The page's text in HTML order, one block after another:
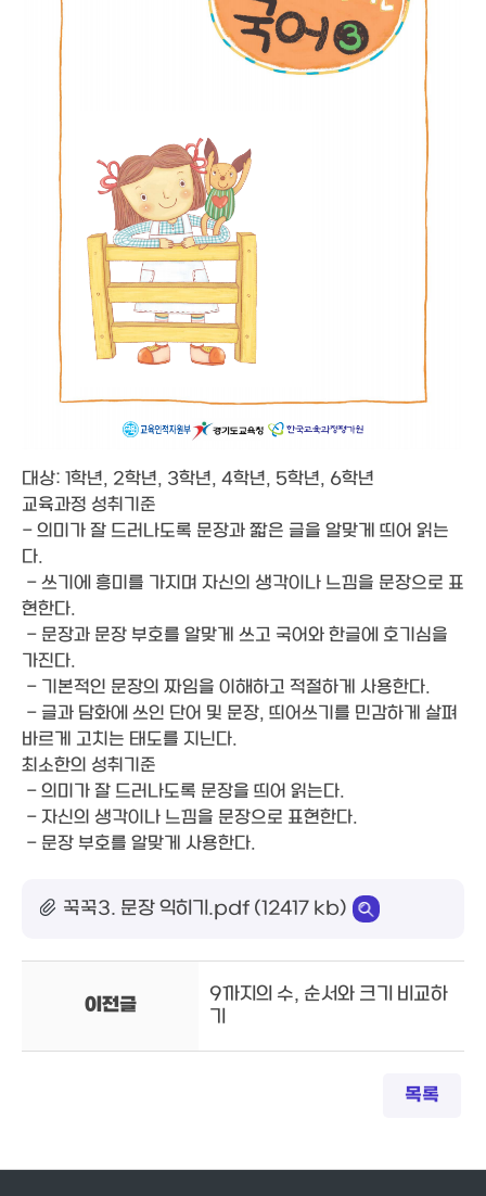
대상: 1학년, 2학년, 3학년, 4학년, 5학년, 6학년
교육과정 성취기준
- 의미가 잘 드러나도록 문장과 짧은 글을 알맞게 띄어 읽는
다.
- 쓰기에 흥미를 가지며 자신의 생각이나 느낌을 문장으로 표
현한다.
- 문장과 문장 부호를 알맞게 쓰고 국어와 한글에 호기심을
가진다.
- 기본적인 문장의 짜임을 이해하고 적절하게 사용한다.
- 글과 담화에 쓰인 단어 및 문장, 띄어쓰기를 민감하게 살펴
바르게 고치는 태도를 지닌다.
최소한의 성취기준
- 의미가 잘 드러나도록 문장을 띄어 읽는다.
- 자신의 생각이나 느낌을 문장으로 표현한다.
- 문장 부호를 알맞게 사용한다.
꾹꾹3. 문장 익히기.pdf (12417 kb)
이전글
9까지의 수, 순서와 크기 비교하
기
목록